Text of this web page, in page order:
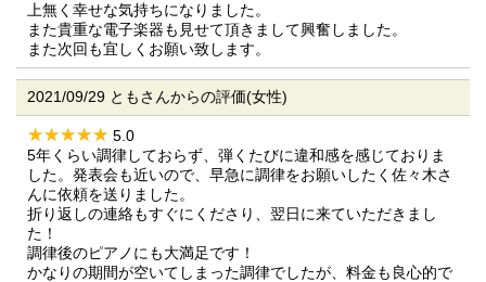
上無く幸せな気持ちになりました。
また貴重な電子楽器も見せて頂きまして興奮しました。
また次回も宜しくお願い致します。
2021/09/29 ともさんからの評価(女性)
5.0
5年くらい調律しておらず、弾くたびに違和感を感じておりま
した。発表会も近いので、早急に調律をお願いしたく佐々木さ
んに依頼を送りました。
折り返しの連絡もすぐにくださり、翌日に来ていただきまし
た！
調律後のピアノにも大満足です！
かなりの期間が空いてしまった調律でしたが、料金も良心的で